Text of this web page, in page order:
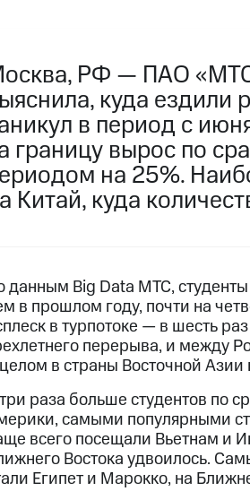
РФ — ПАО
куда ездили
в период с
границу вырос по
на 25%.
Китай, куда
данным Big Data МТС,
в прошлом году, почти на
в турпотоке — в шесть
перерыва, и между
в страны Восточной Азии
раза больше студентов по
самыми популярными
всего посещали Вьетнам и
Востока удвоилось.
Египет и Марокко, на